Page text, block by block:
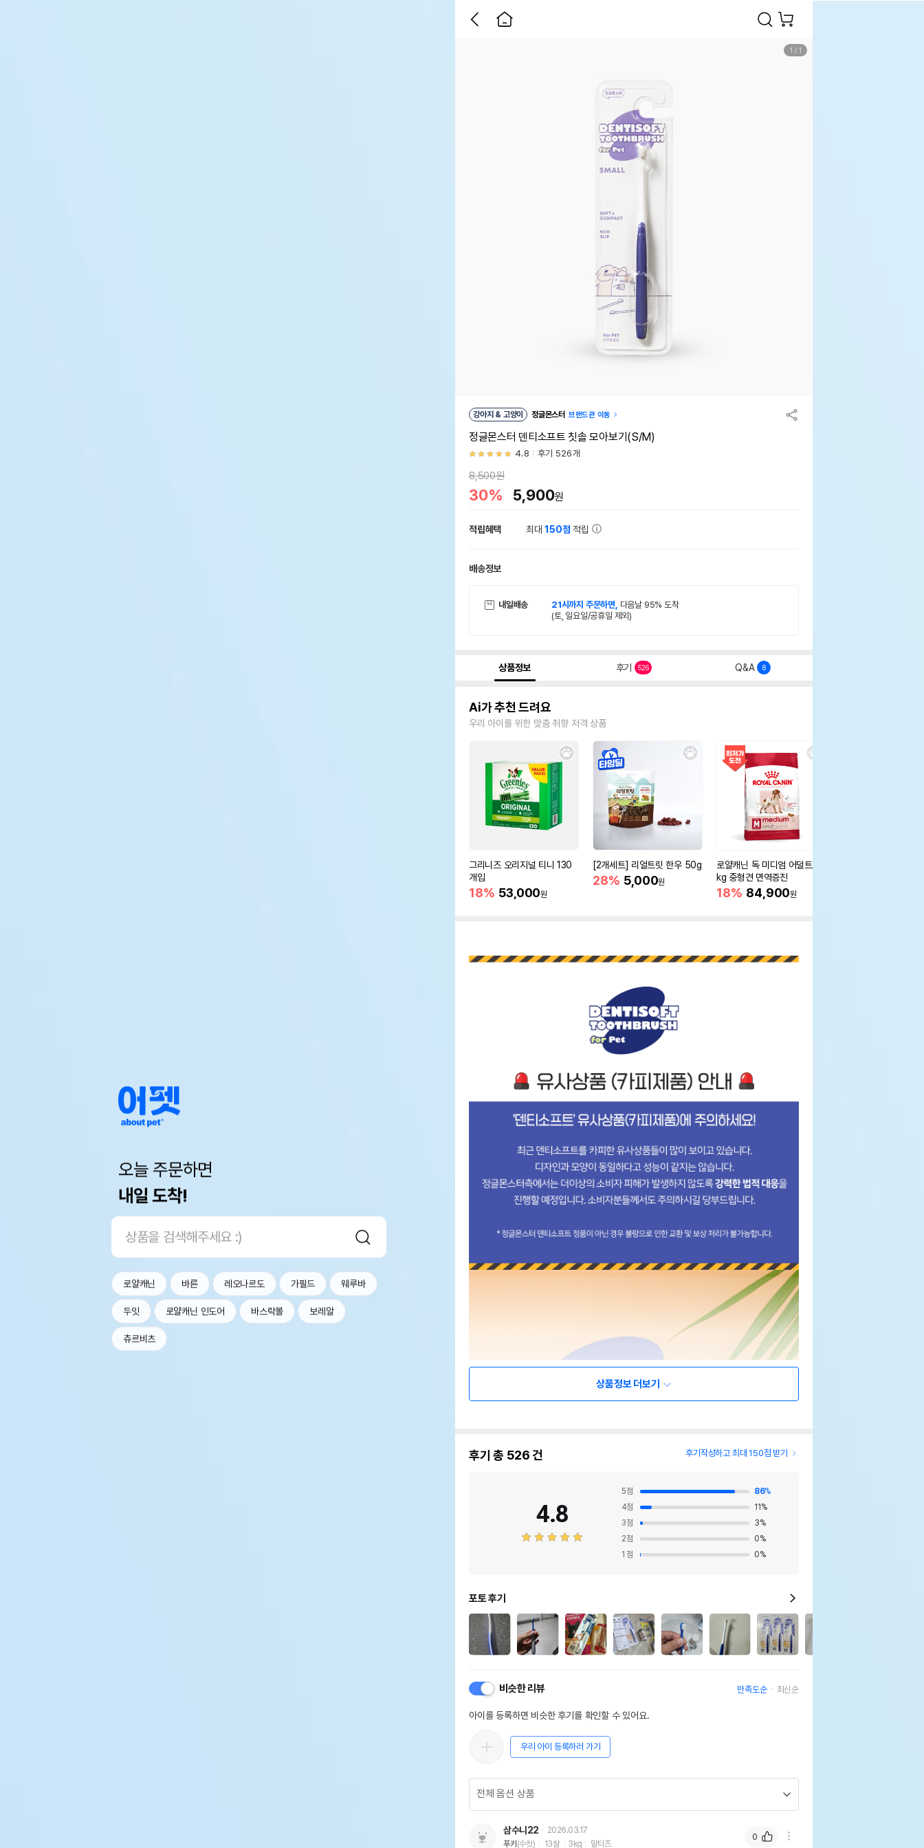
오늘 주문하면
내일 도착!
로얄캐닌 바른 레오나르도 가필드 웨루바
두잇 로얄캐닌 인도어 바스락볼 보레알
츄르비츠
1 / 1
강아지 & 고양이 정글몬스터 브랜드관 이동
정글몬스터 덴티소프트 칫솔 모아보기(S/M)
4.8 후기 526개
8,500원
30% 5,900원
적립혜택 최대150점 적립
배송정보
내일배송 21시까지 주문하면, 다음날 95% 도착
(토, 일요일/공휴일 제외)
상품정보 후기 526 Q&A 8
Ai가 추천 드려요
우리 아이를 위한 맞춤 취향 저격 상품
그리니즈 오리지널 티니 130
개입
18% 53,000원
[2개세트] 리얼트릿 한우 50g
28% 5,000원
로얄캐닌 독 미디엄 어덜트 10
kg 중형견 면역증진
18% 84,900원
상품정보 더보기
후기 총 526건 후기작성하고 최대 150점 받기
4.8
5점 86%
4점 11 %
3점 3%
2점 0%
1 점 0%
포토 후기
비슷한 리뷰 만족도순 최신순
아이를 등록하면 비슷한 후기를 확인할 수 있어요.
우리 아이 등록하러 가기
삼수니22
2026.03.17
푸키(수컷) 13살 3kg 말티즈
0